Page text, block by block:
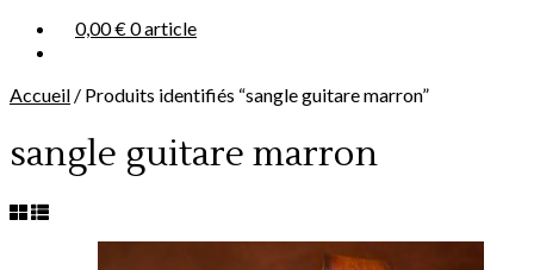
0,00 €0 article
Accueil / Produits identifiés “sangle guitare marron”
sangle guitare marron